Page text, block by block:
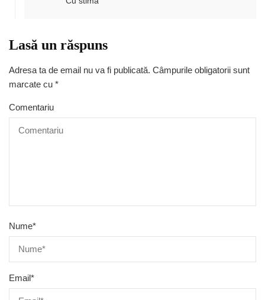
Lasă un răspuns
Adresa ta de email nu va fi publicată. Câmpurile obligatorii sunt
marcate cu *
Comentariu
Nume*
Email*